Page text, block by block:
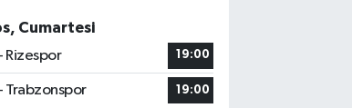
Cumartesi
Rizespor
19:00
Trabzonspor 19:00